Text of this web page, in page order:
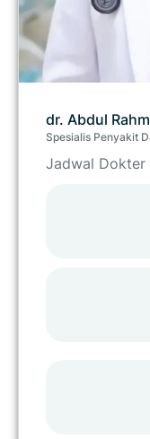
dr. Abdul
Spesialis Penyakit
Jadwal Dokter